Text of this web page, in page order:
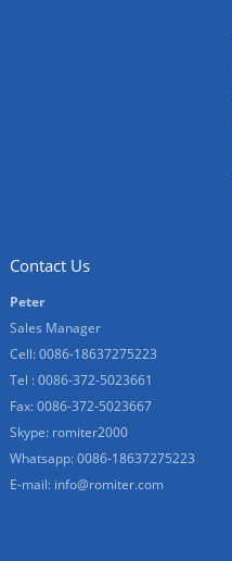
Contact Us
Peter
Sales Manager
Cell: 0086-18637275223
Tel : 0086-372-5023661
Fax: 0086-372-5023667
Skype: romiter2000
Whatsapp:0086-18637275223
E-mail: info@romiter.com